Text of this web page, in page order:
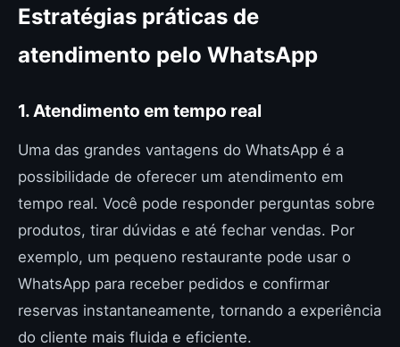
Estratégias práticas de
atendimento pelo WhatsApp
1. Atendimento em tempo real
Uma das grandes vantagens do WhatsApp é a
possibilidade de oferecer um atendimento em
tempo real. Você pode responder perguntas sobre
produtos, tirar dúvidas e até fechar vendas. Por
exemplo, um pequeno restaurante pode usar o
WhatsApp para receber pedidos e confirmar
reservas instantaneamente, tornando a experiência
do cliente mais fluida e eficiente.